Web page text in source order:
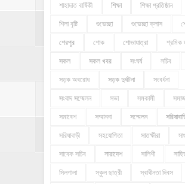
শাহাদাত বার্ষিকী শিক্ষা শিক্ষা প্রতিষ্ঠান
শিলা বৃষ্টি শুভেচ্ছা শুভেচ্ছা ক্লাস
শেরপুর শোক শোভাযাত্রা শ্রমিক
সকল সকল খবর সংঘর্ষ সচিব
সড়ক অবরোধ সড়ক দুর্ঘটনা সংবর্ধনা
সংবাদ সম্মেলন সভা সমকামী
সমাবেশ সম্মাননা সম্মেলন
সরিষাবাড়ী সহযোগিতা সাতক্ষীরা
সাবেক সচিব সারাদেশ সালিশী
সিলগালা স্কুল ছাত্রী স্বাধীনতা দিবস